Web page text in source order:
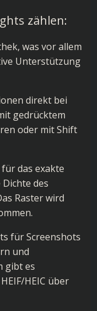
zählen:
was vor allem
Unterstützung
direkt bei
gedrücktem
oder mit Shift
das exakte
des
Raster wird
für Screenshots
und
gibt es
HEIC über